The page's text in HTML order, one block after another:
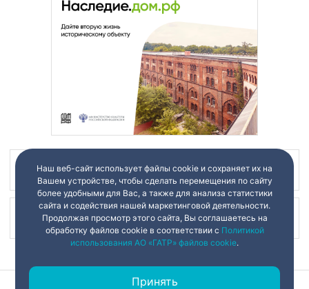
Наш канал в
Наш канал в
Наш веб-сайт использует файлы cookie и сохраняет их на
Вашем устройстве, чтобы сделать перемещения по сайту
более удобными для Вас, а также для анализа статистики
сайта и содействия нашей маркетинговой деятельности.
Продолжая просмотр этого сайта, Вы соглашаетесь на
обработку файлов cookie в соответствии с Политикой
использования АО «ГАТР» файлов cookie.
Принять